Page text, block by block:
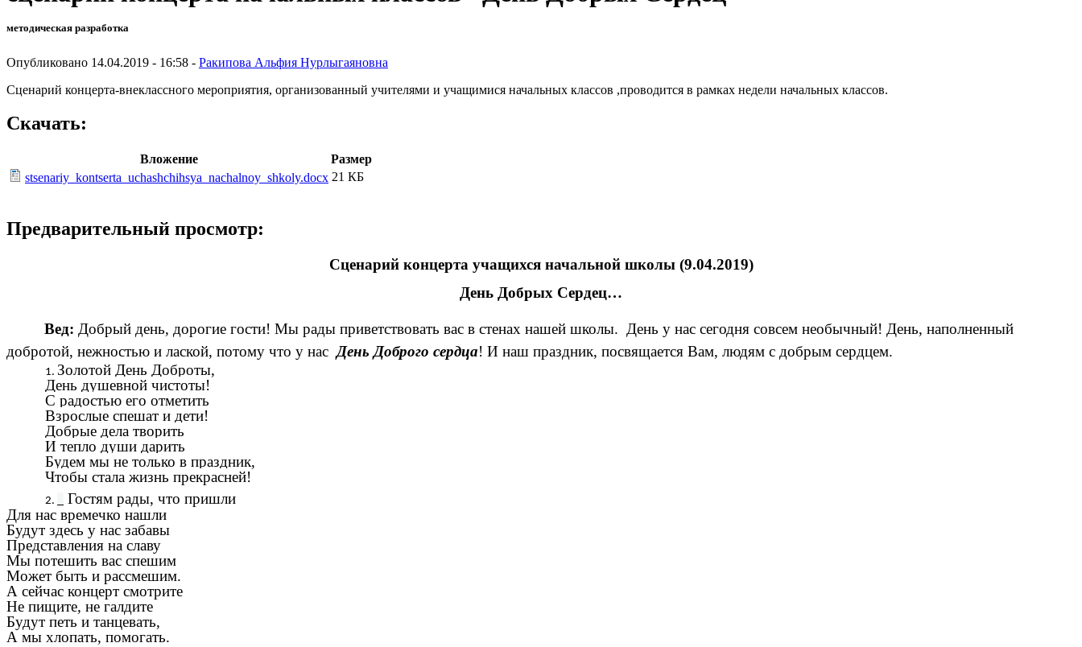
методическая разработка
Опубликовано 14.04.2019 - 16:58 - Ракипова Альфия Нурлыгаяновна
Сценарий концерта-внеклассного мероприятия, организованный учителями и учащимися начальных классов ,проводится в рамках недели начальных классов.
Скачать:
Вложение
Размер
stsenariy_kontserta_uchashchihsya_nachalnoy_shkoly.docx 21 КБ
Предварительный просмотр:
Сценарий концерта учащихся начальной школы (9.04.2019)
День Добрых Сердец…
Вед: Добрый день, дорогие гости! Мы рады приветствовать вас в стенах нашей школы. День у нас сегодня совсем необычный! День, наполненный
добротой, нежностью и лаской, потому что у нас День Доброго сердца! И наш праздник, посвящается Вам, людям с добрым сердцем.
Золотой День Доброты,
День душевной чистоты!
С радостью его отметить
Взрослые спешат и дети!
Добрые дела творить
И тепло души дарить
Будем мы не только в праздник,
Чтобы стала жизнь прекрасней!
Гостям рады, что пришли
Для нас времечко нашли
Будут здесь у нас забавы
Представления на славу
Мы потешить вас спешим
Может быть и рассмешим.
А сейчас концерт смотрите
Не пищите, не галдите
Будут петь и танцевать,
А мы хлопать, помогать.